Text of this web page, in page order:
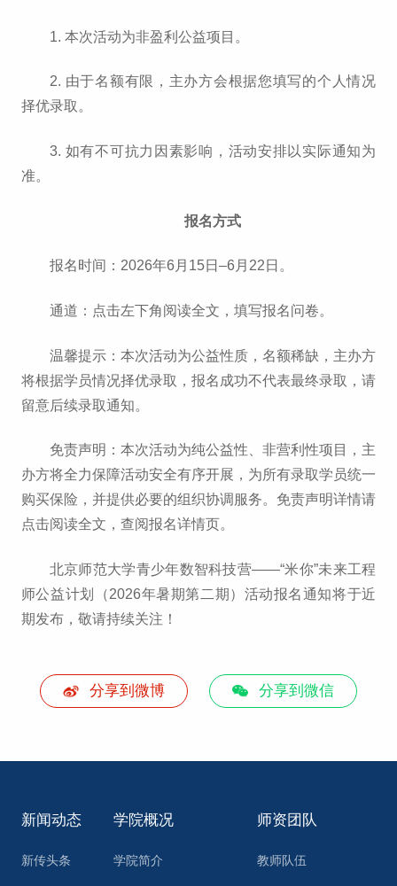
1. 本次活动为非盈利公益项目。
2. 由于名额有限，主办方会根据您填写的个人情况
择优录取。
3. 如有不可抗力因素影响，活动安排以实际通知为
准。
报名方式
报名时间：2026年6月15日–6月22日。
通道：点击左下角阅读全文，填写报名问卷。
温馨提示：本次活动为公益性质，名额稀缺，主办方
将根据学员情况择优录取，报名成功不代表最终录取，请
留意后续录取通知。
免责声明：本次活动为纯公益性、非营利性项目，主
办方将全力保障活动安全有序开展，为所有录取学员统一
购买保险，并提供必要的组织协调服务。免责声明详情请
点击阅读全文，查阅报名详情页。
北京师范大学青少年数智科技营——“米你”未来工程
师公益计划（2026年暑期第二期）活动报名通知将于近
期发布，敬请持续关注！
分享到微博 分享到微信
新闻动态
新传头条
学院概况
学院简介
师资团队
教师队伍